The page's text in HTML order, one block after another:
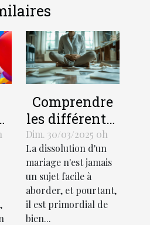
Comprendre
les différentes
procédures de
divorce et
leurs impacts
Dim. 30/03/2025 0h
La dissolution d'un
mariage n'est jamais
un sujet facile à
aborder, et pourtant,
il est primordial de
bien...